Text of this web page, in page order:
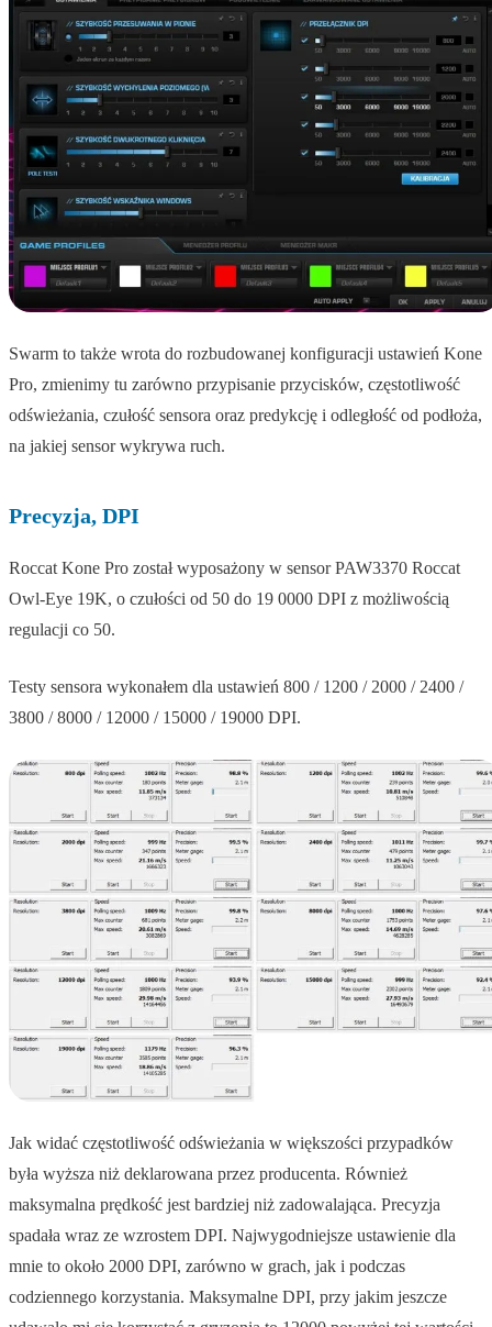
Swarm to także wrota do rozbudowanej konfiguracji ustawień Kone
Pro, zmienimy tu zarówno przypisanie przycisków, częstotliwość
odświeżania, czułość sensora oraz predykcję i odległość od podłoża,
na jakiej sensor wykrywa ruch.
Precyzja, DPI
Roccat Kone Pro został wyposażony w sensor PAW3370 Roccat
Owl-Eye 19K, o czułości od 50 do 19 0000 DPI z możliwością
regulacji co 50.
Testy sensora wykonałem dla ustawień 800 / 1200 / 2000 / 2400 /
3800 / 8000 / 12000 / 15000 / 19000 DPI.
Jak widać częstotliwość odświeżania w większości przypadków
była wyższa niż deklarowana przez producenta. Również
maksymalna prędkość jest bardziej niż zadowalająca. Precyzja
spadała wraz ze wzrostem DPI. Najwygodniejsze ustawienie dla
mnie to około 2000 DPI, zarówno w grach, jak i podczas
codziennego korzystania. Maksymalne DPI, przy jakim jeszcze